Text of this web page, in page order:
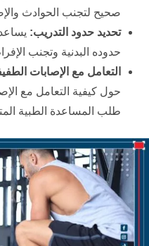
صحيح لتجنب الحوادث
تحديد حدود التدريب:
حدوده البدنية وتجنب
التعامل مع الإصابات
حول كيفية التعامل مع
طلب المساعدة الطبية